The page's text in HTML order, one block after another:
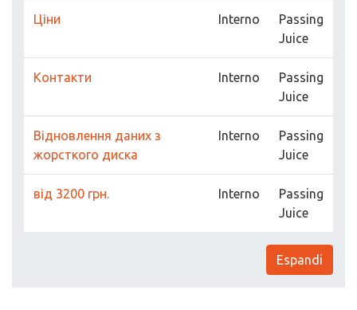
Ціни Interno
Passing
Juice
Контакти Interno
Passing
Juice
Відновлення даних з
жорсткого диска
Interno
Passing
Juice
від 3200 грн. Interno
Passing
Juice
Espandi